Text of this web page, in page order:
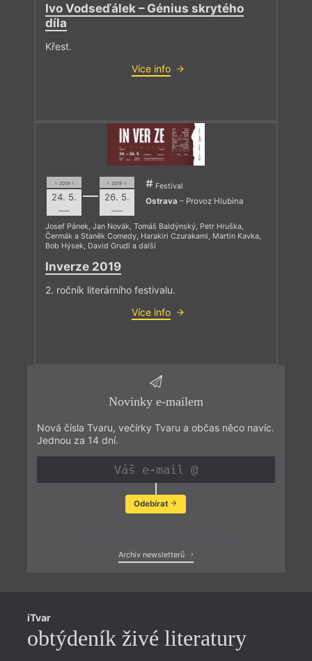
Ivo Vodseďálek – Génius skrytého
díla
Křest.
Více info
= 2019 =
24. 5.
––––
= 2019 =
26. 5.
––––
Festival
Ostrava – Provoz Hlubina
Josef Pánek, Jan Novák, Tomáš Baldýnský, Petr Hruška,
Čermák a Staněk Comedy, Harakiri Czurakami, Martin Kavka,
Bob Hýsek, David Grudl a další
Inverze 2019
2. ročník literárního festivalu.
Více info
Novinky e-mailem
Nová čísla Tvaru, večírky Tvaru a občas něco navíc.
Jednou za 14 dní.
Odebírat
Archiv newsletterů
iTvar
obtýdeník živé literatury